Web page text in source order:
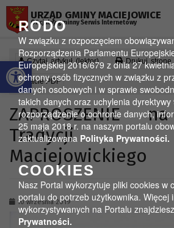
Otwórz pasek narzędzi
RODO
W związku z rozpoczęciem
Rozporządzenia Parlamentu
Europejskiej 2016/679 z dnia 27
ochrony osób fizycznych w związku z
danych osobowych i w sprawie
takich danych oraz uchylenia
rozporządzenie o ochronie danych,
25 maja 2018 r. na naszym portalu
zaktualizowana Polityka Prywatności.
COOKIES
Nasz Portal wykorzytuje pliki cookies w
portalu do potrzeb użytkownika. Więcej
wykorzystywanych na Portalu
Prywatności.
URZĄD GMINY MACIEJOWICE
Oficjalny gminny Serwis Internetowy
Czytaj artykuł (lektor) Drukuj stronę
formacie PDF
ZAPROSZENIE
Tradycji
Maciejowickiego
10 września 2019